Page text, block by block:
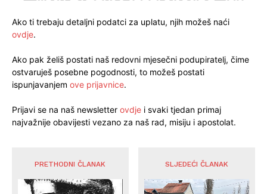
Ako ti trebaju detaljni podatci za uplatu, njih možeš naći
ovdje.
Ako pak želiš postati naš redovni mjesečni podupiratelj, čime
ostvaruješ posebne pogodnosti, to možeš postati
ispunjavanjem ove prijavnice.
Prijavi se na naš newsletter ovdje i svaki tjedan primaj
najvažnije obavijesti vezano za naš rad, misiju i apostolat.
PRETHODNI ČLANAK SLJEDEĆI ČLANAK